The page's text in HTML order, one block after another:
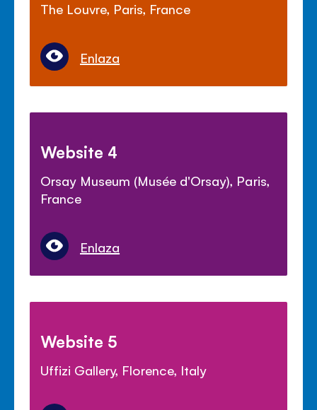
The Louvre, Paris, France
Enlaza
Website 4
Orsay Museum (Musée d'Orsay), Paris,
France
Enlaza
Website 5
Uffizi Gallery, Florence, Italy